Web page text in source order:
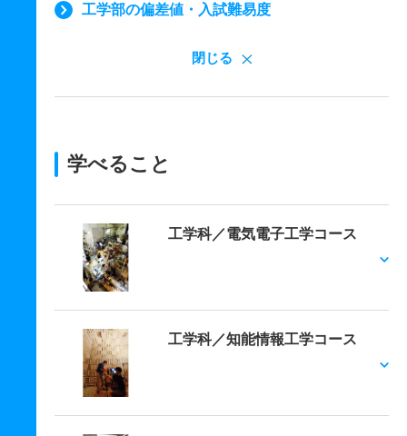
工学部の偏差値・入試難易度
閉じる
学べること
工学科／電気電子工学コース
工学科／知能情報工学コース